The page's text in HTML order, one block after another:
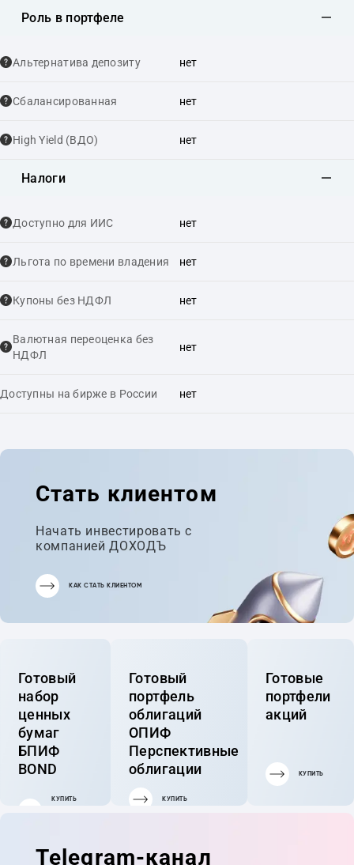
Роль в портфеле
Альтернатива депозиту нет
Сбалансированная нет
High Yield (ВДО) нет
Налоги
Доступно для ИИС нет
Льгота по времени владения нет
Купоны без НДФЛ нет
Валютная переоценка без
НДФЛ
нет
Доступны на бирже в России нет
Стать клиентом
Начать инвестировать с
компанией ДОХОДЪ
КАК СТАТЬ КЛИЕНТОМ
Готовый
набор
ценных
бумаг
БПИФ
BOND
КУПИТЬ
Готовый
портфель
облигаций
ОПИФ
Перспективные
облигации
КУПИТЬ
Готовые
портфели
акций
КУПИТЬ
Telegram-канал